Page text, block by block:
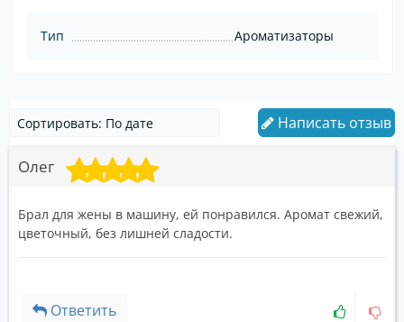
Тип Ароматизаторы
Написать отзыв
Олег
Брал для жены в машину, ей понравился. Аромат свежий,
цветочный, без лишней сладости.
Ответить